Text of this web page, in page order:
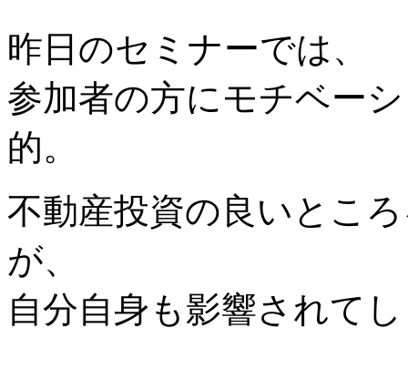
昨日のセミナーでは、
参加者の方にモチベー
的。
不動産投資の良いとこ
が、
自分自身も影響されて